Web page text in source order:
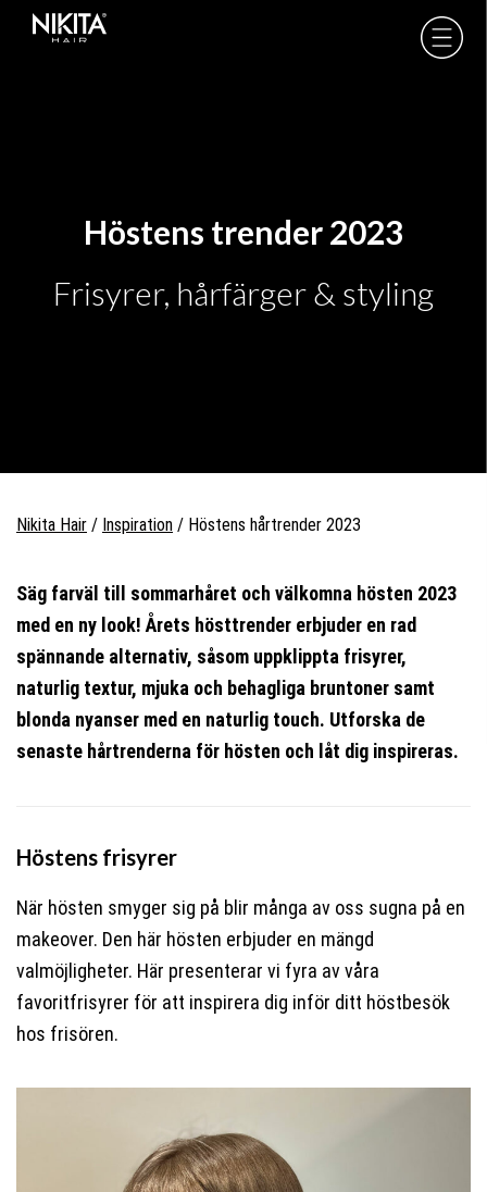
Skip
Skip
Skip
Höstens trender 2023
Frisyrer, hårfärger & styling
Nikita Hair / Inspiration / Höstens hårtrender 2023
Säg farväl till sommarhåret och välkomna hösten 2023
med en ny look! Årets hösttrender erbjuder en rad
spännande alternativ, såsom uppklippta frisyrer,
naturlig textur, mjuka och behagliga bruntoner samt
blonda nyanser med en naturlig touch. Utforska de
senaste hårtrenderna för hösten och låt dig inspireras.
Höstens frisyrer
När hösten smyger sig på blir många av oss sugna på en
makeover. Den här hösten erbjuder en mängd
valmöjligheter. Här presenterar vi fyra av våra
favoritfrisyrer för att inspirera dig inför ditt höstbesök
hos frisören.